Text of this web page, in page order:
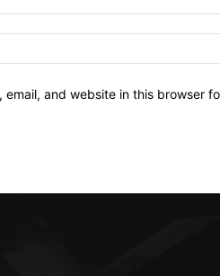
email, and website in this browser